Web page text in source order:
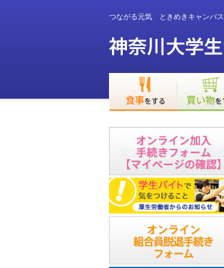
つながる元気 ときめきキャンパス